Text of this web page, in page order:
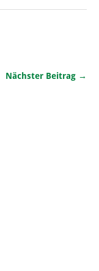
Nächster Beitrag →